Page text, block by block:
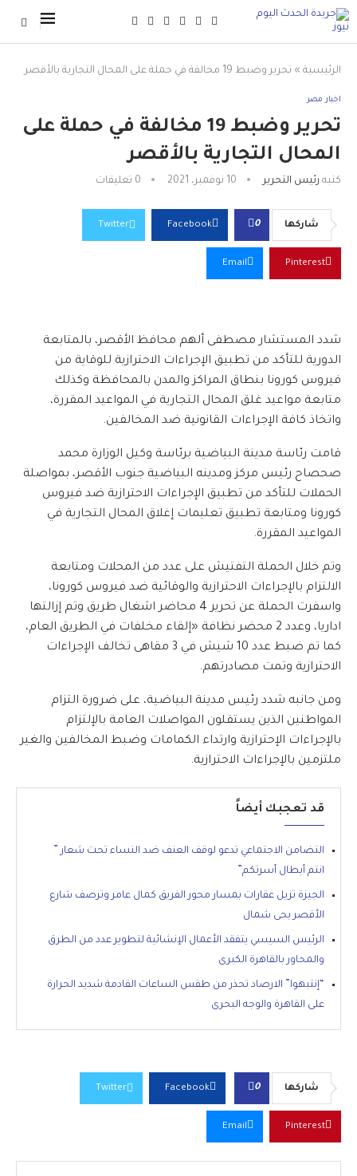
الرئيسية » تحرير وضبط 19 مخالفة في حملة على المحال التجارية بالأقصر
اخبار مصر
تحرير وضبط 19 مخالفة في حملة على
المحال التجارية بالأقصر
كتبه رئيس التحرير 10 نوفمبر، 2021 0 تعليقات
شاركها 0
Facebook
Twitter
Pinterest
Email
شدد المستشار مصطفى ألهم محافظ الأقصر، بالمتابعة
الدورية للتأكد من تطبيق الإجراءات الاحترازية للوقاية من
فيروس كورونا بنطاق المراكز والمدن بالمحافظة وكذلك
متابعة مواعيد غلق المحال التجارية في المواعيد المقررة،
واتخاذ كافة الإجراءات القانونية ضد المخالفين.
قامت رئاسة مدينة البياضية برئاسة وكيل الوزارة محمد
صحصاح رئيس مركز ومدينه البياضية جنوب الأقصر، بمواصلة
الحملات للتأكد من تطبيق الإجراءات الاحترازية ضد فيروس
كورونا ومتابعة تطبيق تعليمات إغلاق المحال التجارية في
المواعيد المقررة.
وتم خلال الحملة التفتيش على عدد من المحلات ومتابعة
الالتزام بالإجراءات الاحترازية والوقائية ضد فيروس كورونا،
واسفرت الحملة عن تحرير 4 محاضر اشغال طريق وتم إزالتها
اداريا، وعدد 2 محضر نظافة «إلقاء مخلفات في الطريق العام،
كما تم ضبط عدد 10 شيش في 3 مقاهى تخالف الإجراءات
الاحترازية وتمت مصادرتهم.
ومن جانبه شدد رئيس مدينة البياضية، على ضرورة التزام
المواطنين الذين يستقلون المواصلات العامة بالإلتزام
بالإجراءات الإحترازية وارتداء الكمامات وضبط المخالفين والغير
ملتزمين بالإجراءات الاحترازية.
قد تعجبك أيضاً
التضامن الاجتماعي تدعو لوقف العنف ضد النساء تحت شعار ”
انتم أبطال أسرتكم”
الجيزة تزيل عقارات بمسار محور الفريق كمال عامر وترصف شارع
الأقصر بحى شمال
الرئيس السيسي يتفقد الأعمال الإنشائية لتطوير عدد من الطرق
والمحاور بالقاهرة الكبرى
“إنتبهوا” الارصاد تحذر من طقس الساعات القادمة شديد الحرارة
على القاهرة والوجه البحرى
شاركها 0
Facebook
Twitter
Pinterest
Email